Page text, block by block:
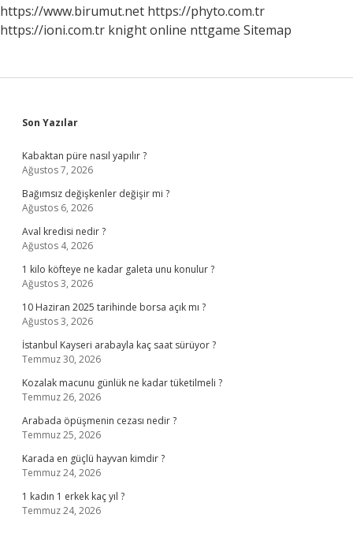
https://www.birumut.net https://phyto.com.tr
https://ioni.com.tr knight online nttgame Sitemap
Sidebar
Son Yazılar
Kabaktan püre nasıl yapılır ?
Ağustos 7, 2026
Bağımsız değişkenler değişir mi ?
Ağustos 6, 2026
Aval kredisi nedir ?
Ağustos 4, 2026
1 kilo köfteye ne kadar galeta unu konulur ?
Ağustos 3, 2026
10 Haziran 2025 tarihinde borsa açık mı ?
Ağustos 3, 2026
İstanbul Kayseri arabayla kaç saat sürüyor ?
Temmuz 30, 2026
Kozalak macunu günlük ne kadar tüketilmeli ?
Temmuz 26, 2026
Arabada öpüşmenin cezası nedir ?
Temmuz 25, 2026
Karada en güçlü hayvan kimdir ?
Temmuz 24, 2026
1 kadın 1 erkek kaç yıl ?
Temmuz 24, 2026